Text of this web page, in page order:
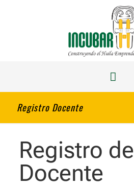
Registro Docente
Registro de
Docente